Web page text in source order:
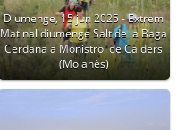
Diumenge, 15 jun 2025 - Extrem
Matinal diumenge Salt de la Baga
Cerdana a Monistrol de Calders
(Moianès)